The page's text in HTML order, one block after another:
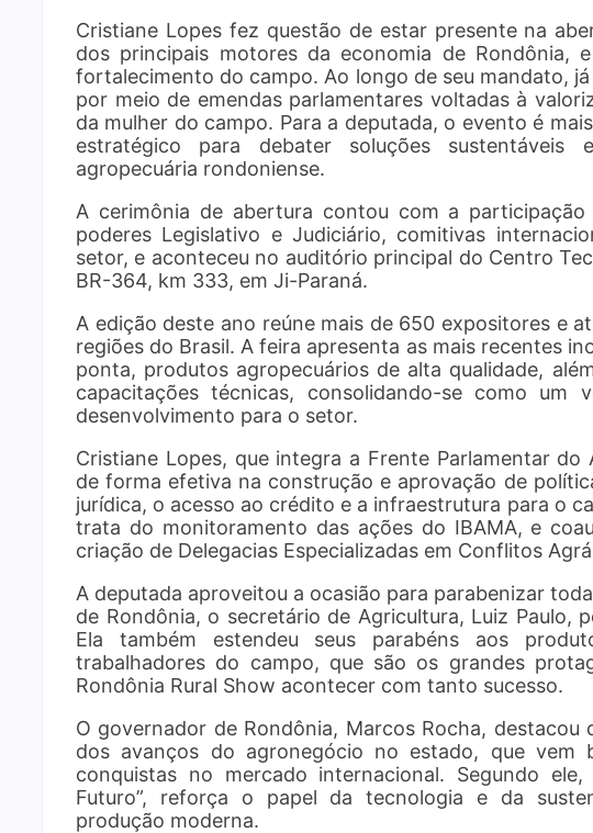
Cristiane Lopes fez questão de estar presente na
dos principais motores da economia de Rondônia,
fortalecimento do campo. Ao longo de seu mandato,
por meio de emendas parlamentares voltadas à
da mulher do campo. Para a deputada, o evento é
estratégico para debater soluções sustentáveis
agropecuária rondoniense.
A cerimônia de abertura contou com a
poderes Legislativo e Judiciário, comitivas
setor, e aconteceu no auditório principal do Centro
BR-364, km 333, em Ji-Paraná.
A edição deste ano reúne mais de 650 expositores e
regiões do Brasil. A feira apresenta as mais recentes
ponta, produtos agropecuários de alta qualidade,
capacitações técnicas, consolidando-se como um
desenvolvimento para o setor.
Cristiane Lopes, que integra a Frente Parlamentar
de forma efetiva na construção e aprovação de
jurídica, o acesso ao crédito e a infraestrutura para o
trata do monitoramento das ações do IBAMA, e
criação de Delegacias Especializadas em Conflitos
A deputada aproveitou a ocasião para parabenizar
de Rondônia, o secretário de Agricultura, Luiz Paulo,
Ela também estendeu seus parabéns aos
trabalhadores do campo, que são os grandes
Rondônia Rural Show acontecer com tanto sucesso.
O governador de Rondônia, Marcos Rocha, destacou
dos avanços do agronegócio no estado, que vem
conquistas no mercado internacional. Segundo
Futuro”, reforça o papel da tecnologia e da
produção moderna.